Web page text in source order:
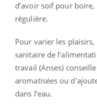
d’avoir soif pour
régulière.
Pour varier les plaisirs,
sanitaire de
travail (Anses)
aromatisées ou
dans l’eau.